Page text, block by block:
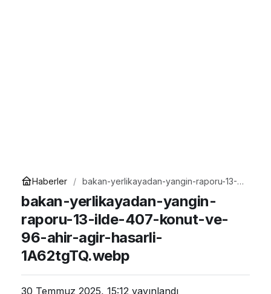
Haberler
bakan-yerlikayadan-yangin-raporu-13-
1A62tgTQ.webp
bakan-yerlikayadan-yangin-
raporu-13-ilde-407-konut-ve-
96-ahir-agir-hasarli-
1A62tgTQ.webp
30 Temmuz 2025, 15:12 yayınlandı